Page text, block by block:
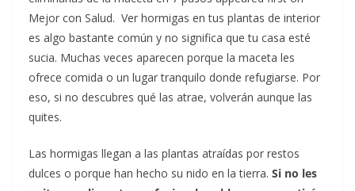
Mejor con Salud. Ver hormigas en tus plantas de interior
es algo bastante común y no significa que tu casa esté
sucia. Muchas veces aparecen porque la maceta les
ofrece comida o un lugar tranquilo donde refugiarse. Por
eso, si no descubres qué las atrae, volverán aunque las
quites.
Las hormigas llegan a las plantas atraídas por restos
dulces o porque han hecho su nido en la tierra. Si no les